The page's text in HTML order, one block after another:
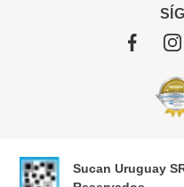
Sucan Uruguay